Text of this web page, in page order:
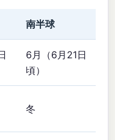
南半球
6月（6月21日
頃）
冬